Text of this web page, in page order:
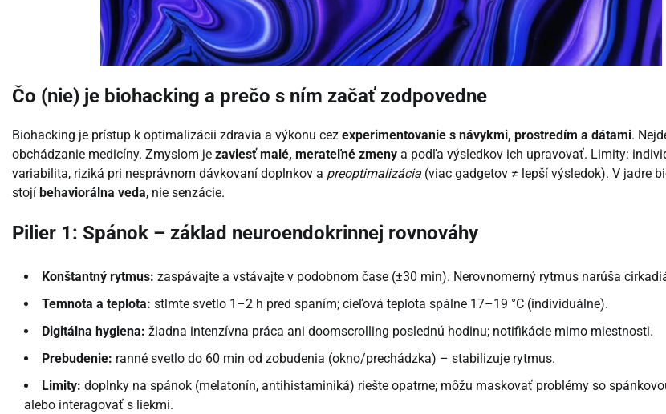
Čo (nie) je biohacking a prečo s ním začať zodpovedne
Biohacking je prístup k optimalizácii zdravia a výkonu cez experimentovanie s návykmi, prostredím a dátami.
obchádzanie medicíny. Zmyslom je zaviesť malé, merateľné zmeny a podľa výsledkov ich upravovať. Limity:
variabilita, riziká pri nesprávnom dávkovaní doplnkov a preoptimalizácia (viac gadgetov ≠ lepší výsledok). V jadre
stojí behaviorálna veda, nie senzácie.
Pilier 1: Spánok – základ neuroendokrinnej rovnováhy
Konštantný rytmus: zaspávajte a vstávajte v podobnom čase (±30 min). Nerovnomerný rytmus narúša
Temnota a teplota: stlmte svetlo 1–2 h pred spaním; cieľová teplota spálne 17–19 °C (individuálne).
Digitálna hygiena: žiadna intenzívna práca ani doomscrolling poslednú hodinu; notifikácie mimo miestnosti.
Prebudenie: ranné svetlo do 60 min od zobudenia (okno/prechádzka) – stabilizuje rytmus.
Limity: doplnky na spánok (melatonín, antihistaminiká) riešte opatrne; môžu maskovať problémy so
alebo interagovať s liekmi.